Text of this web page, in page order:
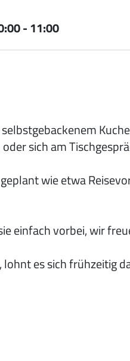
-11:00
sich am
wie etwa
einfach vorbei, wir
es sich frühzeitig